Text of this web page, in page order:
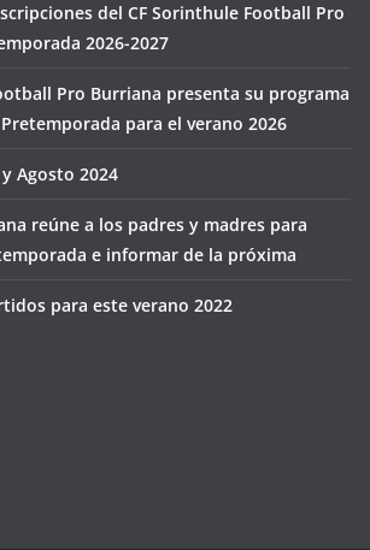
del CF Sorinthule Football Pro
2026-2027
Pro Burriana presenta su programa
para el verano 2026
Agosto 2024
reúne a los padres y madres para
e informar de la próxima
para este verano 2022